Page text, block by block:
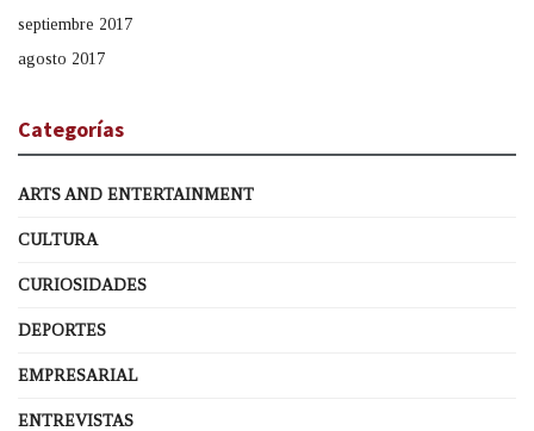
septiembre 2017
agosto 2017
Categorías
ARTS AND ENTERTAINMENT
CULTURA
CURIOSIDADES
DEPORTES
EMPRESARIAL
ENTREVISTAS